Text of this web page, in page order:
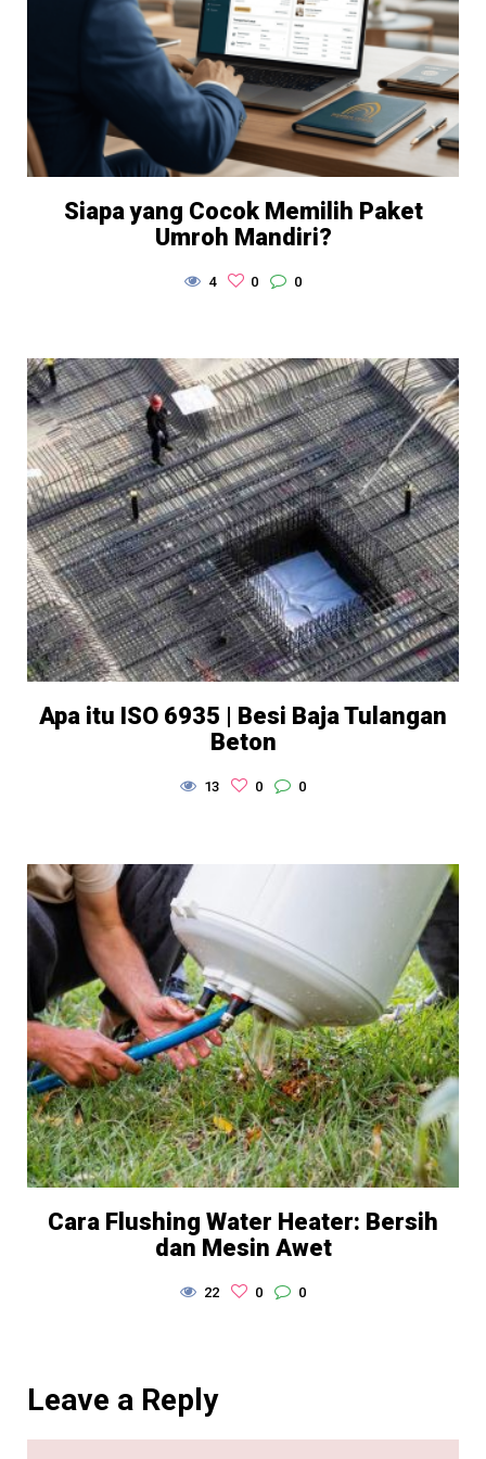
Siapa yang Cocok Memilih Paket
Umroh Mandiri?
4 0 0
Apa itu ISO 6935 | Besi Baja Tulangan
Beton
13 0 0
Cara Flushing Water Heater: Bersih
dan Mesin Awet
22 0 0
Leave a Reply